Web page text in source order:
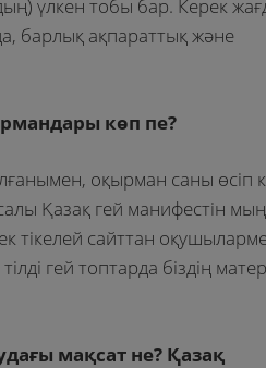
үлкен тобы бар. Керек
барлық ақпараттық және
көп пе?
оқырман саны өсіп
Қазақ гей манифестін
тікелей сайттан
гей топтарда біздің
мақсат не? Қазақ